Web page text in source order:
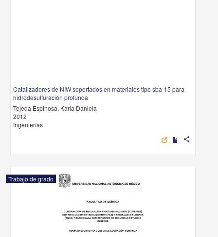
Catalizadores de NIW soportados en materiales tipo sba-15 para
hidrodesulfuración profunda
Tejeda Espinosa, Karla Daniela
2012
Ingenierías
share
Trabajo de grado